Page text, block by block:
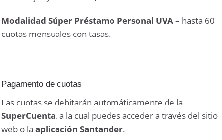
Modalidad Súper Préstamo Personal UVA– hasta 60
cuotas mensuales con tasas.
Pagamento de cuotas
Las cuotas se debitarán automáticamente de la
SuperCuenta, a la cual puedes acceder a través del sitio
web o laaplicación Santander.